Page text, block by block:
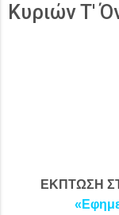
Κυριών Τ'
Τα
ΕΚΠΤΩΣΗ